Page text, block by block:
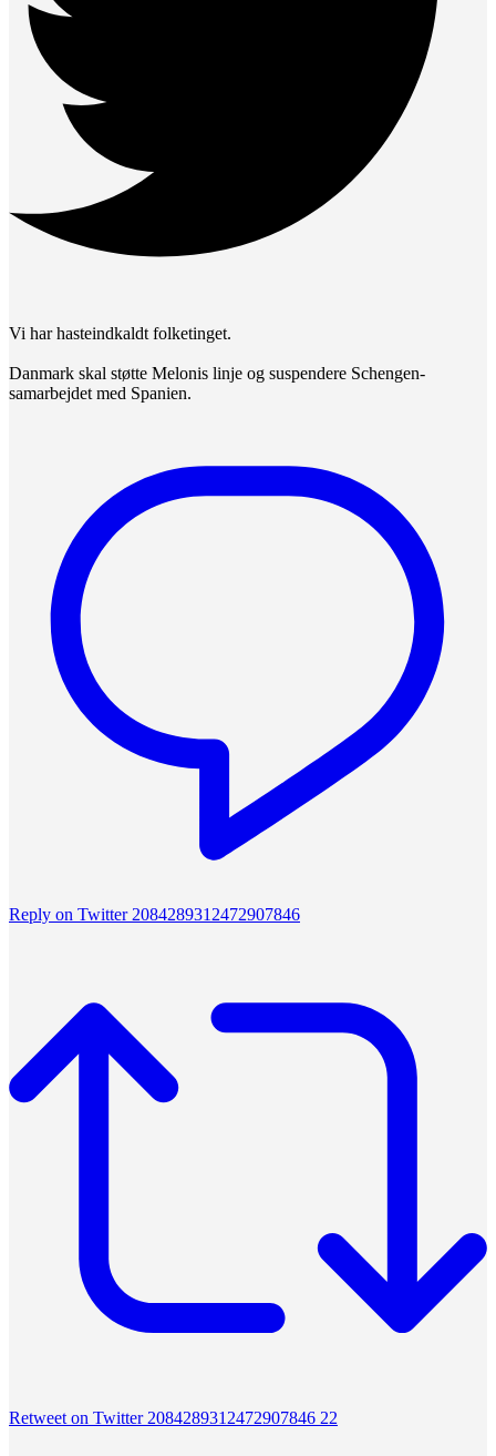
Vi har hasteindkaldt folketinget.
Danmark skal støtte Melonis linje og suspendere Schengen-
samarbejdet med Spanien.
Reply on Twitter 2084289312472907846
Retweet on Twitter 2084289312472907846 22